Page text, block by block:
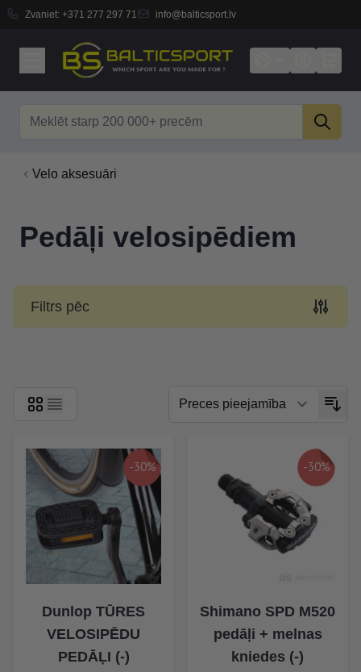
Zvaniet: +371 277 297 71 info@balticsport.lv
Velo aksesuāri
Pedāļi velosipēdiem
Filtrs pēc
-30%
Dunlop TŪRES
VELOSIPĒDU
PEDĀĻI (-)
-30%
Shimano SPD M520
pedāļi + melnas
kniedes (-)